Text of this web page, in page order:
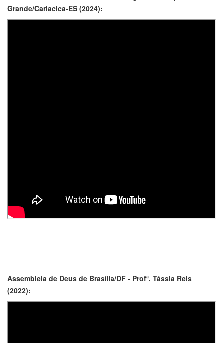
Grande/Cariacica-ES (2024):
Assembleia de Deus de Brasília/DF - Profª. Tássia Reis
(2022):